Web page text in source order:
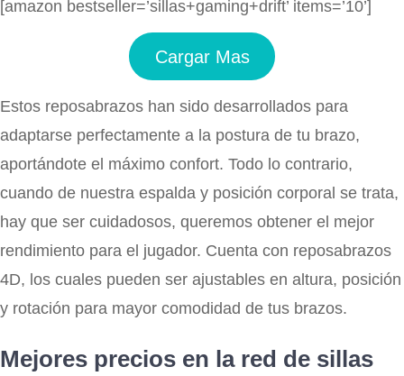
[amazon bestseller=’sillas+gaming+drift’ items=’10’]
Cargar Mas
Estos reposabrazos han sido desarrollados para
adaptarse perfectamente a la postura de tu brazo,
aportándote el máximo confort. Todo lo contrario,
cuando de nuestra espalda y posición corporal se trata,
hay que ser cuidadosos, queremos obtener el mejor
rendimiento para el jugador. Cuenta con reposabrazos
4D, los cuales pueden ser ajustables en altura, posición
y rotación para mayor comodidad de tus brazos.
Mejores precios en la red de sillas